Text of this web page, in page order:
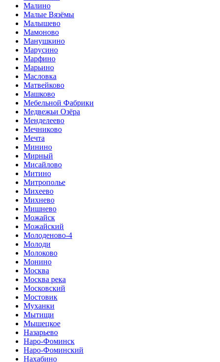
Малино
Малые Вязёмы
Малышево
Мамоново
Манушкино
Марусино
Марфино
Марьино
Масловка
Матвейково
Машково
Мебельной Фабрики
Медвежьи Озёра
Менделеево
Мечниково
Мечта
Минино
Мирный
Мисайлово
Митино
Митрополье
Михеево
Михнево
Мишнево
Можайск
Можайский
Молоденово-4
Молоди
Молоково
Монино
Москва
Москва река
Московский
Мостовик
Муханки
Мытищи
Мышецкое
Назарьево
Наро-Фоминск
Наро-Фоминский
Нахабино